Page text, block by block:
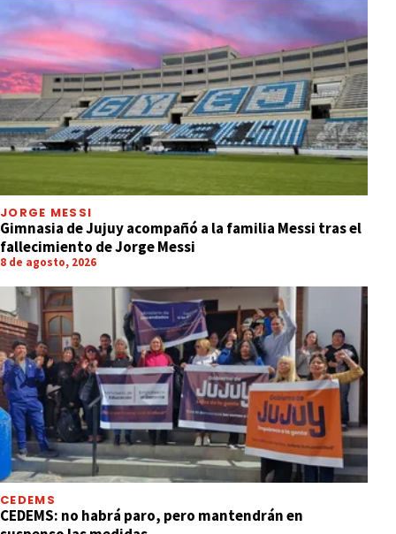
JORGE MESSI
Gimnasia de Jujuy acompañó a la familia Messi tras el
fallecimiento de Jorge Messi
8 de agosto, 2026
CEDEMS
CEDEMS: no habrá paro, pero mantendrán en